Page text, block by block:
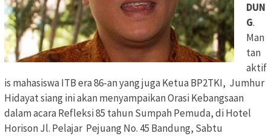
DUN
G.
Man
tan
aktif
is mahasiswa ITB era 86-an yang juga Ketua BP2TKI, Jumhur
Hidayat siang ini akan menyampaikan Orasi Kebangsaan
dalam acara Refleksi 85 tahun Sumpah Pemuda, di Hotel
Horison Jl. Pelajar Pejuang No. 45 Bandung, Sabtu